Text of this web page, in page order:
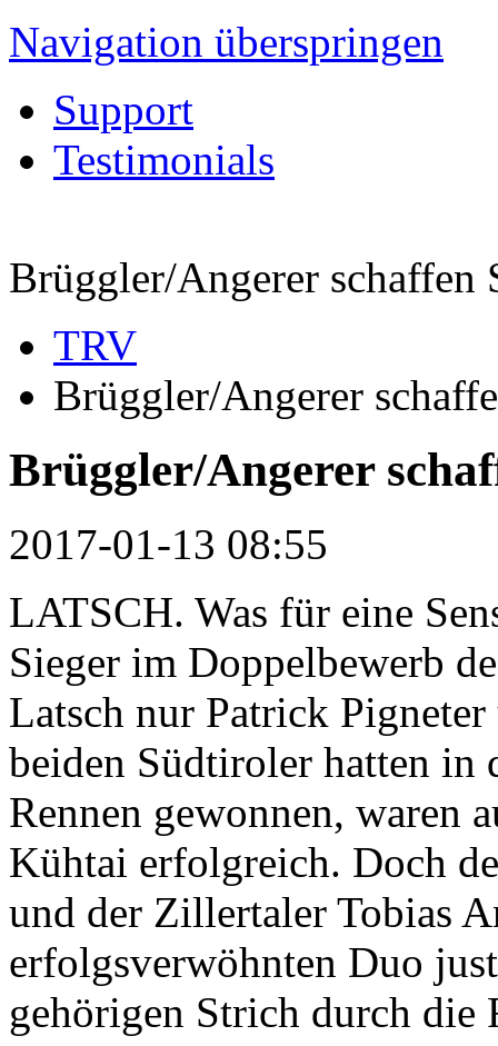
Navigation überspringen
Support
Testimonials
Brüggler/Angerer schaffen
TRV
Brüggler/Angerer
Brüggler/Angerer
2017-01-13 08:55
LATSCH. Was für eine
Sieger im Doppelbewerb
Latsch nur Patrick
beiden Südtiroler hatten in
Rennen gewonnen, waren
Kühtai erfolgreich. Doch
und der Zillertaler Tobias
erfolgsverwöhnten Duo
gehörigen Strich durch die